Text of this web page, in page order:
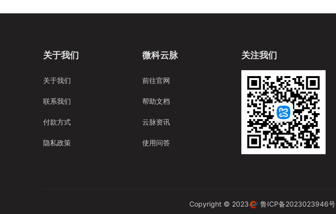
关于我们
关于我们
联系我们
付款方式
隐私政策
微科云脉
前往官网
帮助文档
云脉资讯
使用问答
关注我们
Copyright © 2023 鲁ICP备2023023946号